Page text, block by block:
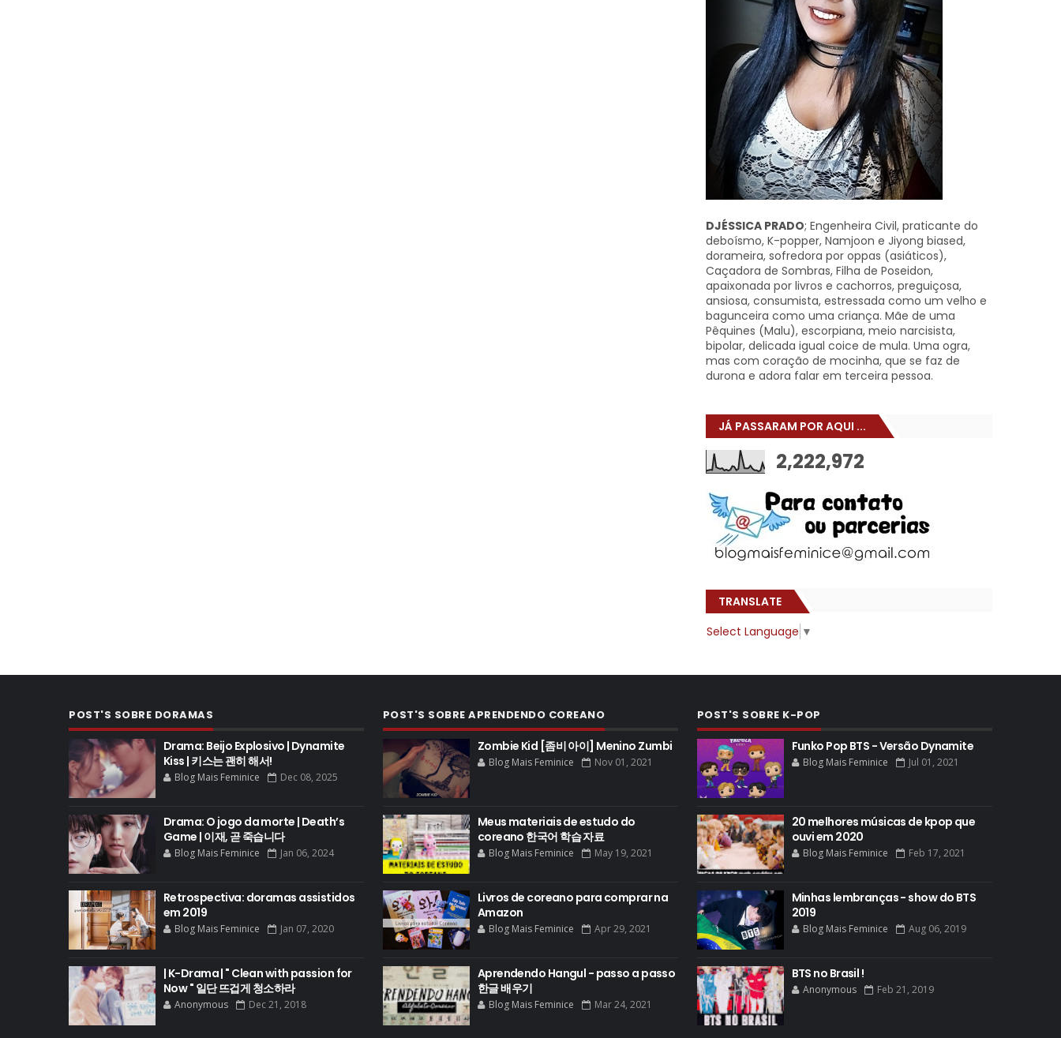
DJÉSSICA PRADO; Engenheira Civil, praticante do
deboísmo, K-popper, Namjoon e Jiyong biased,
dorameira, sofredora por oppas (asiáticos),
Caçadora de Sombras, Filha de Poseidon,
apaixonada por livros e cachorros, preguiçosa,
ansiosa, consumista, estressada como um velho e
bagunceira como uma criança. Mãe de uma
Pêquines (Malu), escorpiana, meio narcisista,
bipolar, delicada igual coice de mula. Uma ogra,
mas com coração de mocinha, que se faz de
durona e adora falar em terceira pessoa.
JÁ PASSARAM POR AQUI ...
2,222,972
TRANSLATE
Select Language ▼
POST'S SOBRE DORAMAS
Drama: Beijo Explosivo | Dynamite
Kiss | 키스는 괜히 해서!
Blog Mais Feminice Dec 08, 2025
Drama: O jogo da morte | Death’s
Game | 이재, 곧 죽습니다
Blog Mais Feminice Jan 06, 2024
Retrospectiva: doramas assistidos
em 2019
Blog Mais Feminice Jan 07, 2020
| K-Drama | " Clean with passion for
Now " 일단 뜨겁게 청소하라
Anonymous Dec 21, 2018
POST'S SOBRE APRENDENDO COREANO
Zombie Kid [좀비 아이] Menino Zumbi
Blog Mais Feminice Nov 01, 2021
Meus materiais de estudo do
coreano 한국어 학습 자료
Blog Mais Feminice May 19, 2021
Livros de coreano para comprar na
Amazon
Blog Mais Feminice Apr 29, 2021
Aprendendo Hangul - passo a passo
한글 배우기
Blog Mais Feminice Mar 24, 2021
POST'S SOBRE K-POP
Funko Pop BTS - Versão Dynamite
Blog Mais Feminice Jul 01, 2021
20 melhores músicas de kpop que
ouvi em 2020
Blog Mais Feminice Feb 17, 2021
Minhas lembranças - show do BTS
2019
Blog Mais Feminice Aug 06, 2019
BTS no Brasil !
Anonymous Feb 21, 2019